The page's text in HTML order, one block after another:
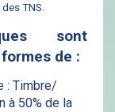
TNS.
sont
de :
: Timbre/
à 50% de la